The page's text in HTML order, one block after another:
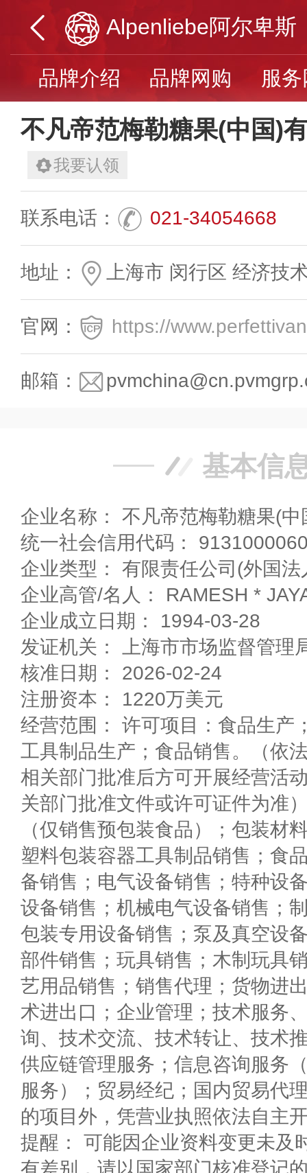
Alpenliebe阿尔卑斯
品牌介绍 品牌网购 服
不凡帝范梅勒糖果(中国)
我要认领
联系电话： 021-34054668
地址： 上海市 闵行区 经济技
官网： https://
邮箱：
基本信
企业名称： 不凡帝范梅勒糖果(中
统一社会信用代码：
企业类型： 有限责任公司(外国法
企业高管/名人： RAMESH *
企业成立日期： 1994-03-28
发证机关： 上海市市场监督管理
核准日期： 2026-02-24
注册资本： 1220万美元
经营范围： 许可项目：食品生产
工具制品生产；食品销售。（依
相关部门批准后方可开展经营活
关部门批准文件或许可证件为准
（仅销售预包装食品）；包装材
塑料包装容器工具制品销售；食
备销售；电气设备销售；特种设
设备销售；机械电气设备销售；
包装专用设备销售；泵及真空设
部件销售；玩具销售；木制玩具
艺用品销售；销售代理；货物进
术进出口；企业管理；技术服务
询、技术交流、技术转让、技术
供应链管理服务；信息咨询服务
服务）；贸易经纪；国内贸易代
的项目外，凭营业执照依法自主
提醒： 可能因企业资料变更未及
有差别，请以国家部门核准登记